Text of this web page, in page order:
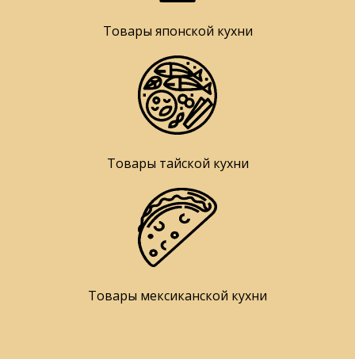
Товары японской кухни
Товары тайской кухни
Товары мексиканской кухни